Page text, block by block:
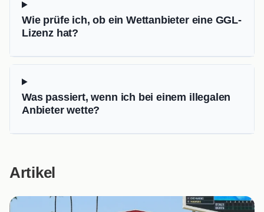
Wie prüfe ich, ob ein Wettanbieter eine GGL-
Lizenz hat?
Was passiert, wenn ich bei einem illegalen
Anbieter wette?
Artikel